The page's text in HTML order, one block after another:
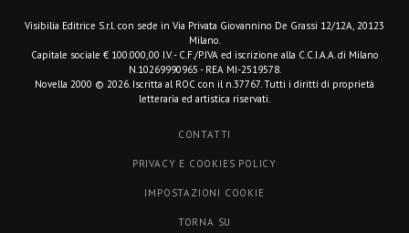
Visibilia Editrice S.r.l. con sede in Via Privata Giovannino De Grassi 12/12A, 20123
Milano.
Capitale sociale € 100.000,00 I.V. - C.F./P.IVA ed iscrizione alla C.C.I.A.A. di Milano
N.10269990965 - REA MI-2519578.
Novella 2000 © 2026. Iscritta al ROC con il n.37767. Tutti i diritti di proprietà
letteraria ed artistica riservati.
CONTATTI
PRIVACY E COOKIES POLICY
IMPOSTAZIONI COOKIE
TORNA SU